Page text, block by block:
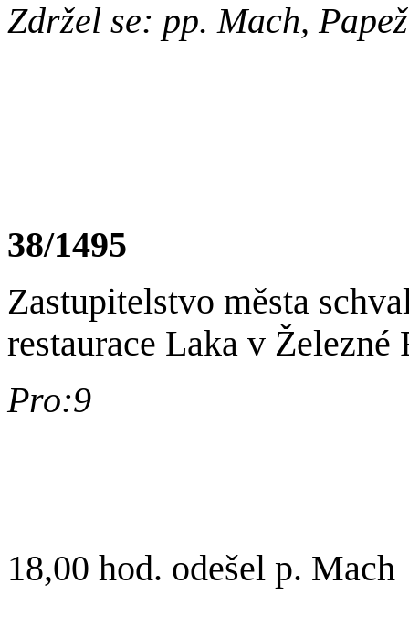
Zdržel se: pp. Mach, Papež
38/1495
Zastupitelstvo města
restaurace Laka v
Pro:9
18,00 hod. odešel p. Mach